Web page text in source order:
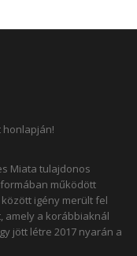
honlapján!
Miata tulajdonos
működött
igény merült fel
amely a korábbiaknál
jött létre 2017 nyarán a